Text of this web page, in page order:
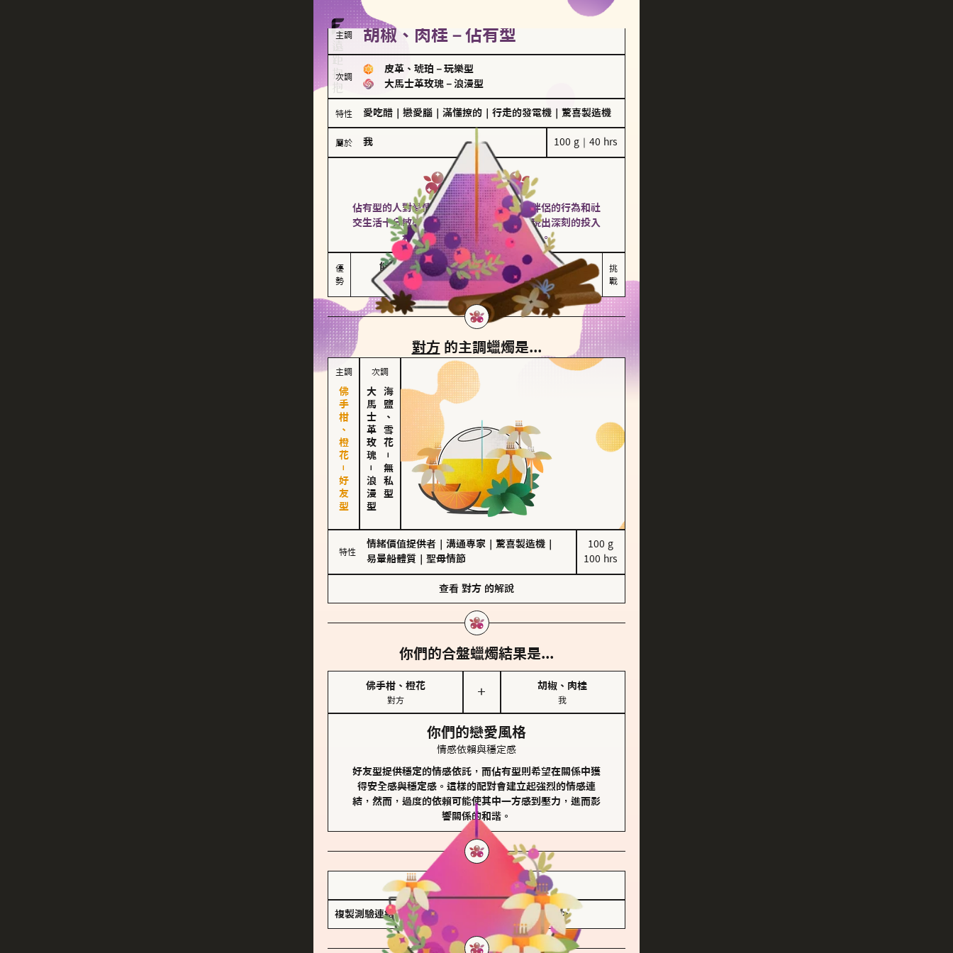
主調 胡椒、肉桂－佔有型
次調
皮革、琥珀 － 玩樂型
大馬士革玫瑰 － 浪漫型
特性 愛吃醋 戀愛腦 滿懂撩的 行走的發電機 驚喜製造機
屬於 我 100 g｜40 hrs
佔有型
胡椒、肉桂
佔有型的人對愛情有強烈的保護欲，對於伴侶的行為和社
交生活十分敏感、容易吃醋。在關係中展現出深刻的投入
和激情，但也可能讓人感到窒息。
優
勢
能建立緊密關係
積極維繫關係熱度
嫉妒心較強
可能出現控制欲
挑
戰
對方 的主調蠟燭是...
主調
佛手柑、橙花－好友型
次調
大馬士革玫瑰
－
浪漫型
海鹽、雪花
－
無私型
特性
情緒價值提供者 溝通專家 驚喜製造機
易暈船體質
聖母情節
100 g
100 hrs
查看 對方 的解說
你們的合盤蠟燭結果是...
佛手柑、橙花
對方
＋
胡椒、肉桂
我
你們的戀愛風格
情感依賴與穩定感
好友型提供穩定的情感依託，而佔有型則希望在關係中獲
得安全感與穩定感。這樣的配對會建立起強烈的情感連
結，然而，過度的依賴可能使其中一方感到壓力，進而影
響關係的和諧。
儲存我的結果圖
複製測驗連結 查看香氛類型全解析 >>>